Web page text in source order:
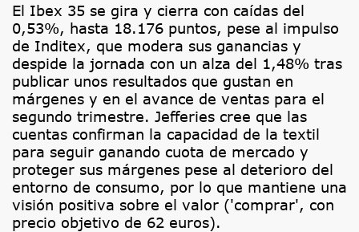
El Ibex 35 se gira y cierra con caídas del
0,53%, hasta 18.176 puntos, pese al impulso
de Inditex, que modera sus ganancias y
despide la jornada con un alza del 1,48% tras
publicar unos resultados que gustan en
márgenes y en el avance de ventas para el
segundo trimestre. Jefferies cree que las
cuentas confirman la capacidad de la textil
para seguir ganando cuota de mercado y
proteger sus márgenes pese al deterioro del
entorno de consumo, por lo que mantiene una
visión positiva sobre el valor ('comprar', con
precio objetivo de 62 euros).